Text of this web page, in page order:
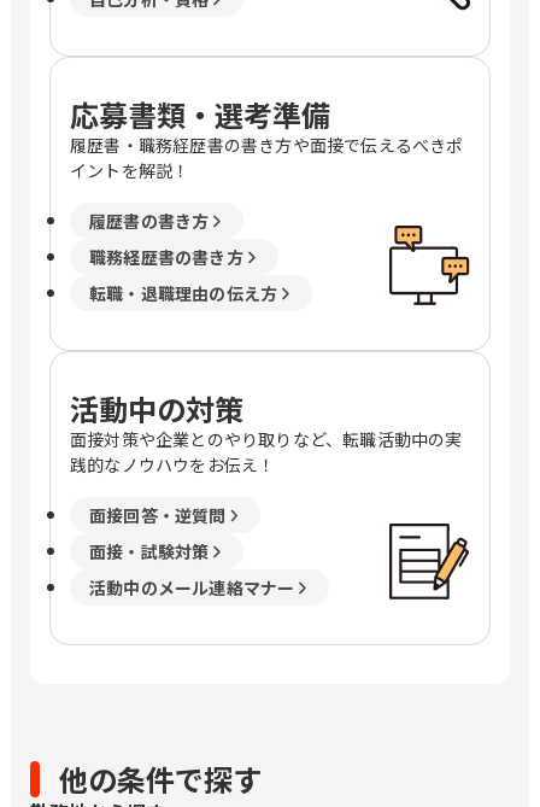
応募書類・選考準備
履歴書・職務経歴書の書き方や面接で伝えるべきポ
イントを解説！
履歴書の書き方
職務経歴書の書き方
転職・退職理由の伝え方
活動中の対策
面接対策や企業とのやり取りなど、転職活動中の実
践的なノウハウをお伝え！
面接回答・逆質問
面接・試験対策
活動中のメール連絡マナー
他の条件で探す